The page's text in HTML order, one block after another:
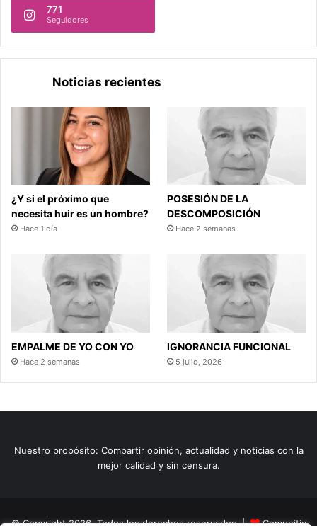
771
Seguidores
Noticias recientes
¿Y si el próximo que
necesita huir es un hombre?
Hace 1 día
POSESIÓN DE LA
DESCOMPOSICIÓN
Hace 2 semanas
EMPALME DE YO CON YO
Hace 2 semanas
IGNORANCIA FUNCIONAL
5 julio, 2026
Nuestro propósito: Compartir opinión, actualidad y noticias con la
mejor calidad y sin censura.
© Copyright 2026, Todos los derechos reservados | Comunitic